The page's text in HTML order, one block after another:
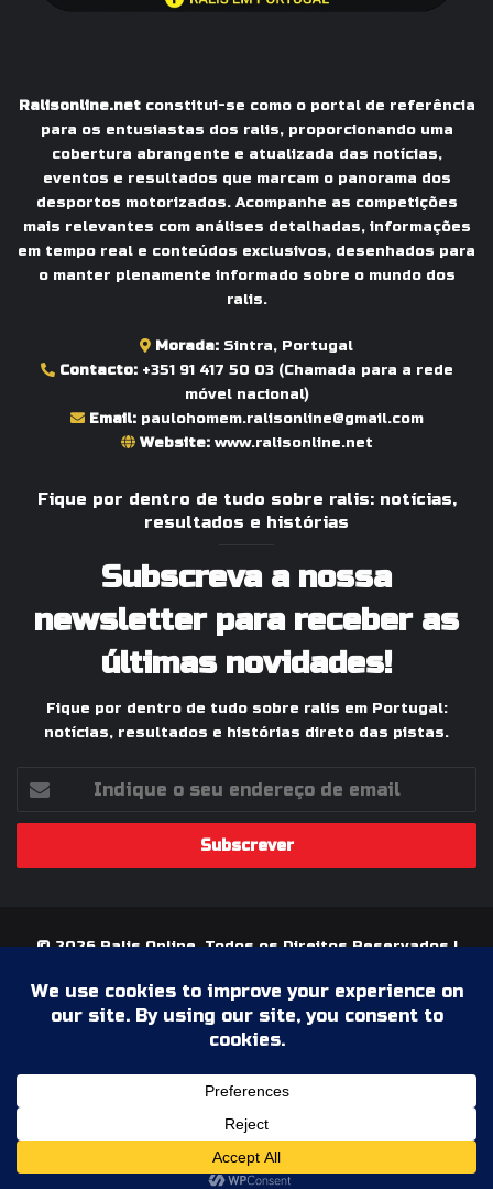
Ralisonline.netconstitui-se como o portal de referência
para os entusiastas dos ralis, proporcionando uma
cobertura abrangente e atualizada das notícias,
eventos e resultados que marcam o panorama dos
desportos motorizados. Acompanhe as competições
mais relevantes com análises detalhadas, informações
em tempo real e conteúdos exclusivos, desenhados para
o manter plenamente informado sobre o mundo dos
ralis.
Morada: Sintra, Portugal
Contacto: +351 91 417 50 03(Chamada para a rede
móvel nacional)
Email: paulohomem.ralisonline@gmail.com
Website: www.ralisonline.net
Fique por dentro de tudo sobre ralis: notícias,
resultados e histórias
Subscreva a nossa
newsletter para receber as
últimas novidades!
Fique por dentro de tudo sobre ralis em Portugal:
notícias, resultados e histórias direto das pistas.
seu
de
© 2026 Ralis Online, Todos os Direitos Reservados |
Paixão pelos Ralis em Portugal
Termos & Condições
Política de Privacidade